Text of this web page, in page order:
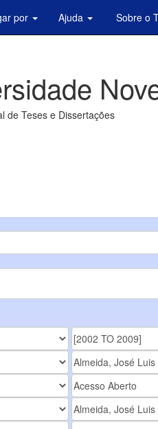
por Ajuda Sobre o
de Teses e Dissertações